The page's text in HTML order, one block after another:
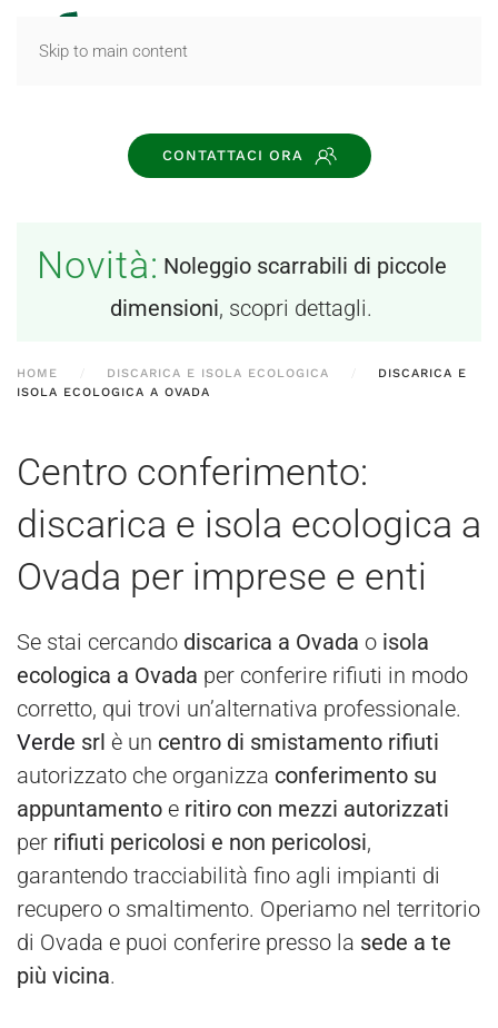
Skip to main content
CONTATTACI ORA
Novità: Noleggio scarrabili di piccole
dimensioni, scopri dettagli.
HOME DISCARICA E ISOLA ECOLOGICA
DISCARICA E
ISOLA ECOLOGICA A OVADA
Centro conferimento:
discarica e isola ecologica a
Ovada per imprese e enti
Se stai cercando discarica a Ovada o isola
ecologica a Ovada per conferire rifiuti in modo
corretto, qui trovi un’alternativa professionale.
Verde srl è un centro di smistamento rifiuti
autorizzato che organizza conferimento su
appuntamento e ritiro con mezzi autorizzati
per rifiuti pericolosi e non pericolosi,
garantendo tracciabilità fino agli impianti di
recupero o smaltimento. Operiamo nel territorio
di Ovada e puoi conferire presso la sede a te
più vicina.